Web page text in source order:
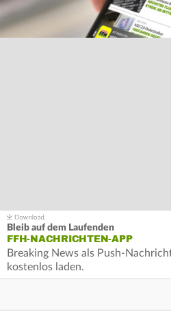
Bleib auf dem Laufenden
FFH-NACHRICHTEN-APP
Breaking News als Push-
kostenlos laden.